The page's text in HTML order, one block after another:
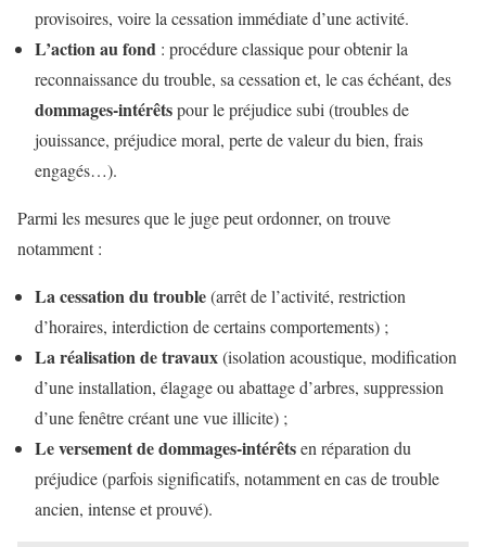
provisoires, voire la cessation immédiate d’une activité.
L’action au fond : procédure classique pour obtenir la
reconnaissance du trouble, sa cessation et, le cas échéant, des
dommages-intérêtspour le préjudice subi (troubles de
jouissance, préjudice moral, perte de valeur du bien, frais
engagés…).
Parmi les mesures que le juge peut ordonner, on trouve
notamment :
La cessation du trouble(arrêt de l’activité, restriction
d’horaires, interdiction de certains comportements) ;
La réalisation de travaux(isolation acoustique, modification
d’une installation, élagage ou abattage d’arbres, suppression
d’une fenêtre créant une vue illicite) ;
Le versement de dommages-intérêtsen réparation du
préjudice (parfois significatifs, notamment en cas de trouble
ancien, intense et prouvé).